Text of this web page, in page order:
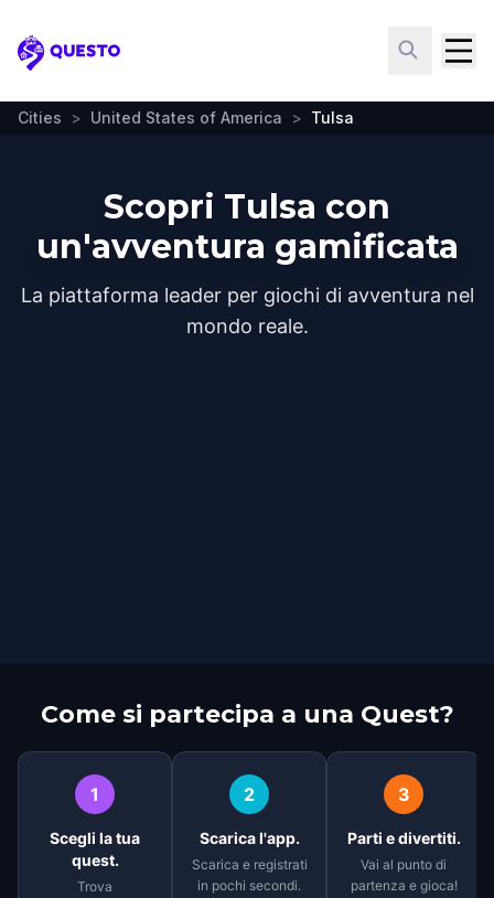
Questo
Cities > United States of America > Tulsa
Scopri Tulsa con
un'avventura gamificata
La piattaforma leader per giochi di avventura nel
mondo reale.
Come si partecipa a una Quest?
1
Scegli la tua
quest.
Trova
2
Scarica l'app.
Scarica e registrati
in pochi secondi.
3
Parti e divertiti.
Vai al punto di
partenza e gioca!